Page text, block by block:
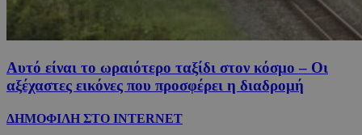
Αυτό είναι το ωραιότερο ταξίδι στον κόσμο – Οι
αξέχαστες εικόνες που προσφέρει η διαδρομή
ΔΗΜΟΦΙΛΗ ΣΤΟ INTERNET